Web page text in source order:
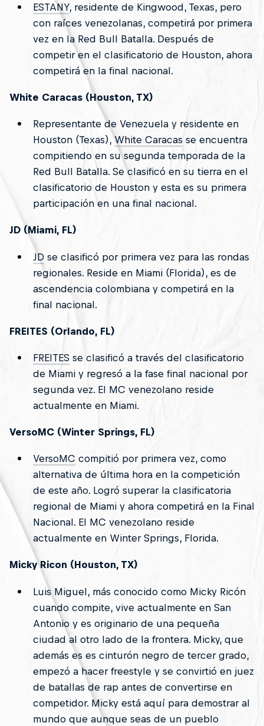
ESTANY, residente de Kingwood, Texas, pero
con raíces venezolanas, competirá por primera
vez en la Red Bull Batalla. Después de
competir en el clasificatorio de Houston, ahora
competirá en la final nacional.
White Caracas (Houston, TX)
Representante de Venezuela y residente en
Houston (Texas),White Caracasse encuentra
compitiendo en su segunda temporada de la
Red Bull Batalla. Se clasificó en su tierra en el
clasificatorio de Houston y esta es su primera
participación en una final nacional.
JD (Miami, FL)
JD se clasificó por primera vez para las rondas
regionales. Reside en Miami (Florida), es de
ascendencia colombiana y competirá en la
final nacional.
FREITES (Orlando, FL)
FREITES se clasificó a través del clasificatorio
de Miami y regresó a la fase final nacional por
segunda vez. El MC venezolano reside
actualmente en Miami.
VersoMC (Winter Springs, FL)
VersoMC compitió por primera vez, como
alternativa de última hora en la competición
de este año. Logró superar la clasificatoria
regional de Miami y ahora competirá en la Final
Nacional. El MC venezolano reside
actualmente en Winter Springs, Florida.
Micky Ricon (Houston, TX)
Luis Miguel, más conocido como Micky Ricón
cuando compite, vive actualmente en San
Antonio y es originario de una pequeña
ciudad al otro lado de la frontera. Micky, que
además es es cinturón negro de tercer grado,
empezó a hacer freestyle y se convirtió en juez
de batallas de rap antes de convertirse en
competidor. Micky está aquí para demostrar al
mundo que aunque seas de un pueblo